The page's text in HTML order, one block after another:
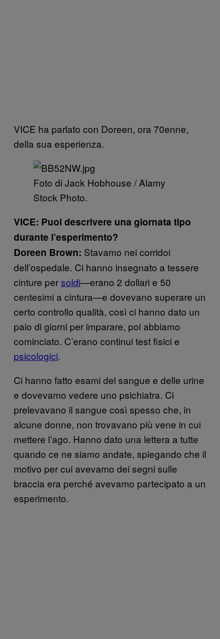
VICE ha parlato con Doreen, ora 70enne,
della sua esperienza.
Foto di Jack Hobhouse / Alamy
Stock Photo.
VICE: Puoi descrivere una giornata tipo
durante l’esperimento?
Doreen Brown: Stavamo nei corridoi
dell’ospedale. Ci hanno insegnato a tessere
cinture persoldi—erano 2 dollari e 50
centesimi a cintura—e dovevano superare un
certo controllo qualità, così ci hanno dato un
paio di giorni per imparare, poi abbiamo
cominciato. C’erano continui test fisici e
psicologici.
Ci hanno fatto esami del sangue e delle urine
e dovevamo vedere uno psichiatra. Ci
prelevavano il sangue così spesso che, in
alcune donne, non trovavano più vene in cui
mettere l’ago. Hanno dato una lettera a tutte
quando ce ne siamo andate, spiegando che il
motivo per cui avevamo dei segni sulle
braccia era perché avevamo partecipato a un
esperimento.